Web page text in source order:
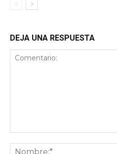
DEJA UNA RESPUESTA